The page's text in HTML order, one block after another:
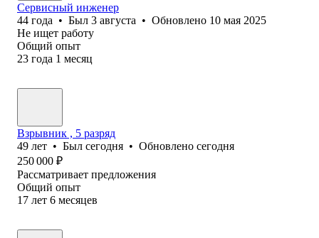
Сервисный инженер
44 года • Был 3 августа • Обновлено 10 мая 2025
Не ищет работу
Общий опыт
23 года 1 месяц
Взрывник , 5 разряд
49 лет • Был сегодня • Обновлено сегодня
250 000 ₽
Рассматривает предложения
Общий опыт
17 лет 6 месяцев